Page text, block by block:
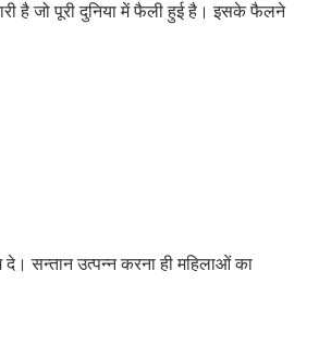
है जो पूरी दुनिया में फैली हुई है। इसके फैलने
दे। सन्तान उत्पन्न करना ही महिलाओं का